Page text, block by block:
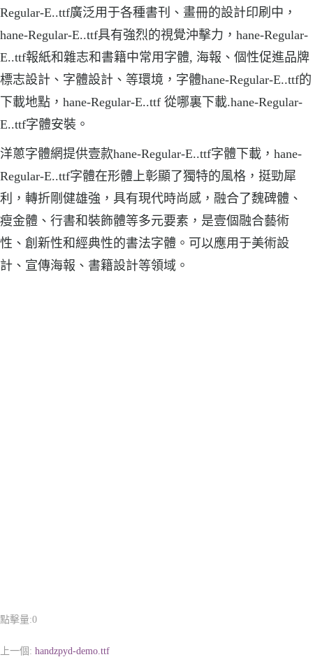
Regular-E..ttf廣泛用于各種書刊、畫冊的設計印刷中，
hane-Regular-E..ttf具有強烈的視覺沖擊力，hane-Regular-
E..ttf報紙和雜志和書籍中常用字體, 海報、個性促進品牌
標志設計、字體設計、等環境，字體hane-Regular-E..ttf的
下載地點，hane-Regular-E..ttf 從哪裏下載.hane-Regular-
E..ttf字體安裝。
洋蔥字體網提供壹款hane-Regular-E..ttf字體下載，hane-
Regular-E..ttf字體在形體上彰顯了獨特的風格，挺勁犀
利，轉折剛健雄強，具有現代時尚感，融合了魏碑體、
瘦金體、行書和裝飾體等多元要素，是壹個融合藝術
性、創新性和經典性的書法字體。可以應用于美術設
計、宣傳海報、書籍設計等領域。
點擊量:0
上一個: handzpyd-demo.ttf